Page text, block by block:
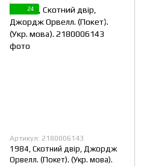
24
Артикул: 2180006143
1984, Скотний двір, Джордж
Орвелл. (Покет). (Укр. мова).